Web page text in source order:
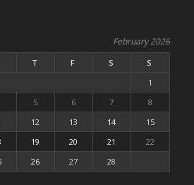
February 2026
T F S
S
1
5 6 7
8
12 13 14
15
19 20 21
22
26 27 28